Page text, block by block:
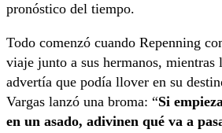
pronóstico del tiempo.
Todo comenzó cuando Repenning
viaje junto a sus hermanos, mientras
advertía que podía llover en su
Vargas lanzó una broma: “Si
en un asado, adivinen qué va a